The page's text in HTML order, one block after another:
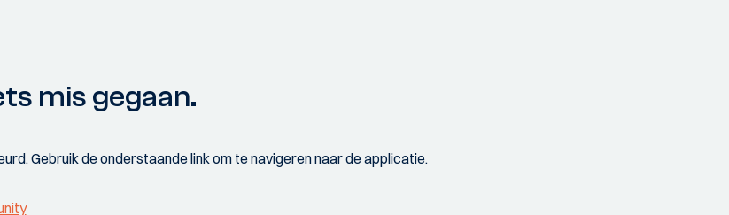
mis gegaan.
Gebruik de onderstaande link om te navigeren naar de applicatie.